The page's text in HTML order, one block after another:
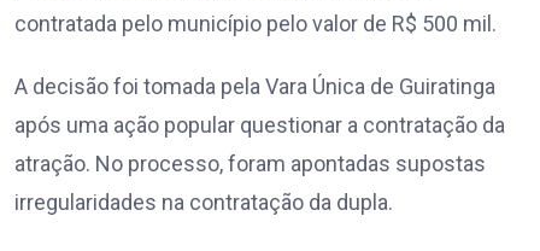
contratada pelo município pelo valor de R$ 500 mil.
A decisão foi tomada pela Vara Única de Guiratinga
após uma ação popular questionar a contratação da
atração. No processo, foram apontadas supostas
irregularidades na contratação da dupla.